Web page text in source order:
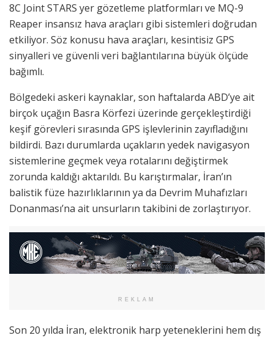
8C Joint STARS yer gözetleme platformları ve MQ-9
Reaper insansız hava araçları gibi sistemleri doğrudan
etkiliyor. Söz konusu hava araçları, kesintisiz GPS
sinyalleri ve güvenli veri bağlantılarına büyük ölçüde
bağımlı.
Bölgedeki askeri kaynaklar, son haftalarda ABD’ye ait
birçok uçağın Basra Körfezi üzerinde gerçekleştirdiği
keşif görevleri sırasında GPS işlevlerinin zayıfladığını
bildirdi. Bazı durumlarda uçakların yedek navigasyon
sistemlerine geçmek veya rotalarını değiştirmek
zorunda kaldığı aktarıldı. Bu karıştırmalar, İran’ın
balistik füze hazırlıklarının ya da Devrim Muhafızları
Donanması’na ait unsurların takibini de zorlaştırıyor.
REKLAM
Son 20 yılda İran, elektronik harp yeteneklerini hem dış